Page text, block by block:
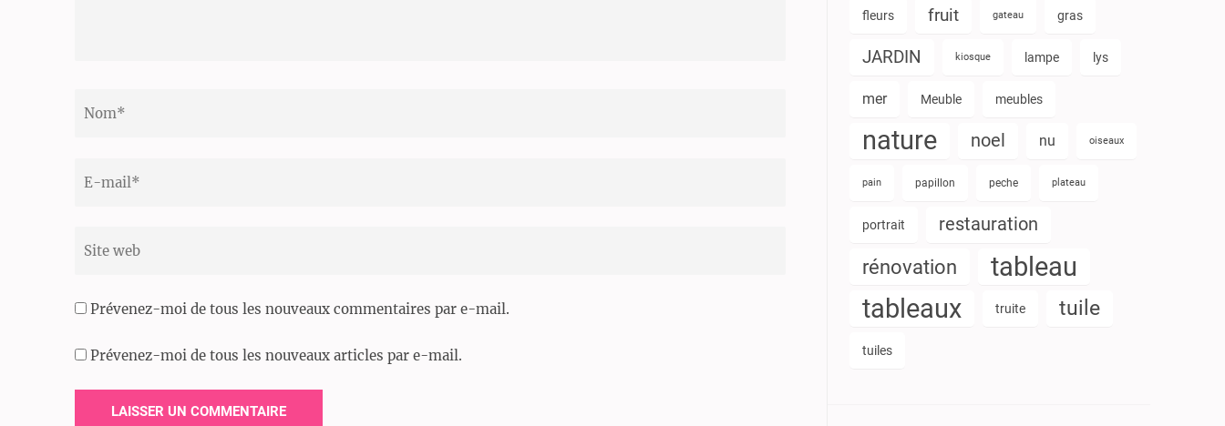
Prévenez-moi de tous les nouveaux commentaires par e-mail.
Prévenez-moi de tous les nouveaux articles par e-mail.
fleurs fruit gateau gras
JARDIN kiosque lampe lys
mer Meuble meubles
nature noel nu oiseaux
pain papillon peche plateau
portrait restauration
rénovation
tableau
tableaux
truite tuile
tuiles